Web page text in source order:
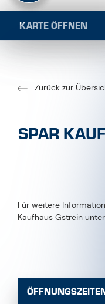
KARTE ÖFFNEN
Zurück zur
SPAR
Für weitere
Kaufhaus Gstrein